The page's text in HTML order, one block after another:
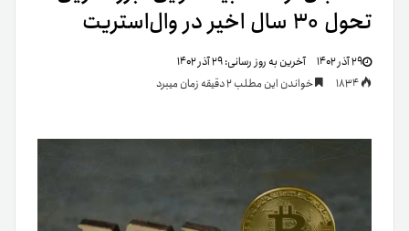
تحول ۳۰ سال اخیر در وال‌استریت
۲۹ آذر ۱۴۰۲ آخرین به روز رسانی:۲۹ آذر ۱۴۰۲
خواندن این مطلب 2 دقیقه زمان میبرد